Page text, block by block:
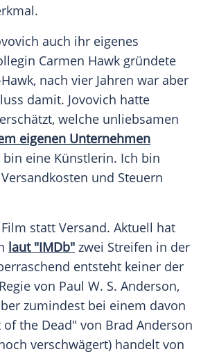
auch ihr eigenes
Carmen Hawk gründete
nach vier Jahren war aber
damit. Jovovich hatte
welche unliebsamen
eigenen Unternehmen
bin eine Künstlerin. Ich bin
und Steuern
statt Versand. Aktuell hat
laut "IMDb" zwei Streifen in der
entsteht keiner der
von Paul W. S. Anderson,
zumindest bei einem davon
the Dead" von Brad Anderson
verschwägert) handelt von